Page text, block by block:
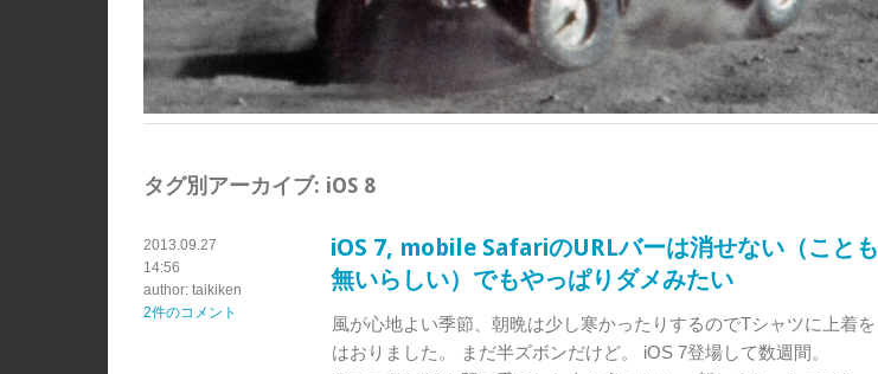
タグ別アーカイブ: iOS 8
2013.09.27
14:56
author: taikiken
2件のコメント
iOS 7, mobile SafariのURLバーは消せない（ことも
無いらしい）でもやっぱりダメみたい
風が心地よい季節、朝晩は少し寒かったりするのでTシャツに上着を
はおりました。 まだ半ズボンだけど。 iOS 7登場して数週間。